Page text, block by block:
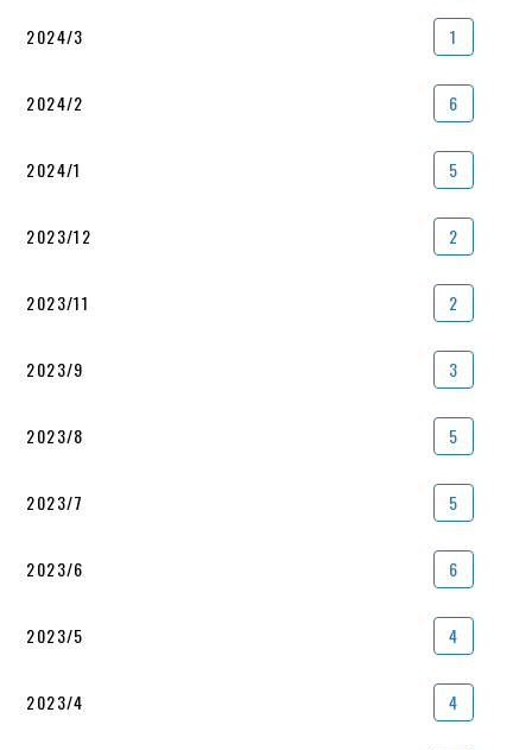
2024/3 1
2024/2 6
2024/1 5
2023/12 2
2023/11 2
2023/9 3
2023/8 5
2023/7 5
2023/6 6
2023/5 4
2023/4 4